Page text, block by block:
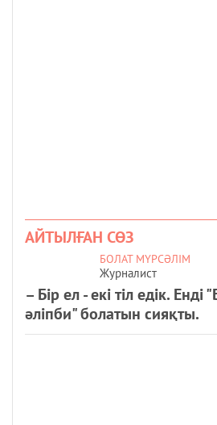
АЙТЫЛҒАН СӨЗ
БОЛАТ МҮРСӘЛІМ
Журналист
– Бір ел - екі тіл едік. Енді
әліпби" болатын сияқты.